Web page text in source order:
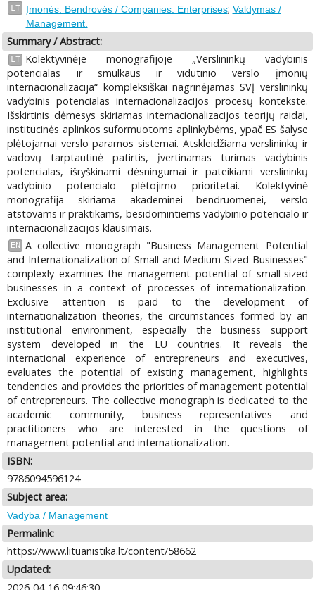
LT Įmonės. Bendrovės / Companies. Enterprises; Valdymas /
Management.
Summary / Abstract:
LT
Kolektyvinėje monografijoje „Verslininkų vadybinis
potencialas ir smulkaus ir vidutinio verslo įmonių
internacionalizacija“ kompleksiškai nagrinėjamas SVĮ verslininkų
vadybinis potencialas internacionalizacijos procesų kontekste.
Išskirtinis dėmesys skiriamas internacionalizacijos teorijų raidai,
institucinės aplinkos suformuotoms aplinkybėms, ypač ES šalyse
plėtojamai verslo paramos sistemai. Atskleidžiama verslininkų ir
vadovų tarptautinė patirtis, įvertinamas turimas vadybinis
potencialas, išryškinami dėsningumai ir pateikiami verslininkų
vadybinio potencialo plėtojimo prioritetai. Kolektyvinė
monografija skiriama akademinei bendruomenei, verslo
atstovams ir praktikams, besidomintiems vadybinio potencialo ir
internacionalizacijos klausimais.
EN
A collective monograph "Business Management Potential
and Internationalization of Small and Medium-Sized Businesses"
complexly examines the management potential of small-sized
businesses in a context of processes of internationalization.
Exclusive attention is paid to the development of
internationalization theories, the circumstances formed by an
institutional environment, especially the business support
system developed in the EU countries. It reveals the
international experience of entrepreneurs and executives,
evaluates the potential of existing management, highlights
tendencies and provides the priorities of management potential
of entrepreneurs. The collective monograph is dedicated to the
academic community, business representatives and
practitioners who are interested in the questions of
management potential and internationalization.
ISBN:
9786094596124
Subject area:
Vadyba / Management
Permalink:
https://www.lituanistika.lt/content/58662
Updated: